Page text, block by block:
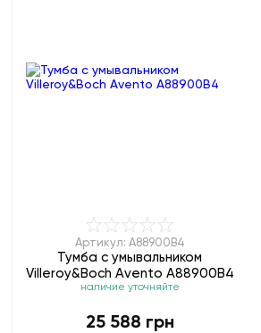
Артикул: A88900B4
Тумба с умывальником
Villeroy&Boch Avento A88900B4
наличие уточняйте
25 588 грн